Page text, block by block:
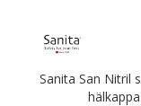
Sanita San Nitril